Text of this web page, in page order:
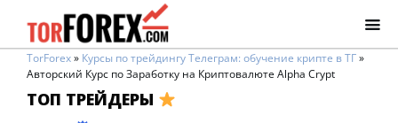
TorForex» Курсы по трейдингу Телеграм: обучение крипте в ТГ»
Авторский Курс по Заработку на Криптовалюте Alpha Crypt
ТОП ТРЕЙДЕРЫ